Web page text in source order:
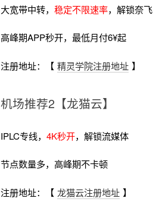
大宽带中转，稳定不限速率，解锁奈飞
高峰期APP秒开，最低月付6¥起
注册地址：【 精灵学院注册地址 】
机场推荐2【龙猫云】
IPLC专线，4K秒开，解锁流媒体
节点数量多，高峰期不卡顿
注册地址：【 龙猫云注册地址 】